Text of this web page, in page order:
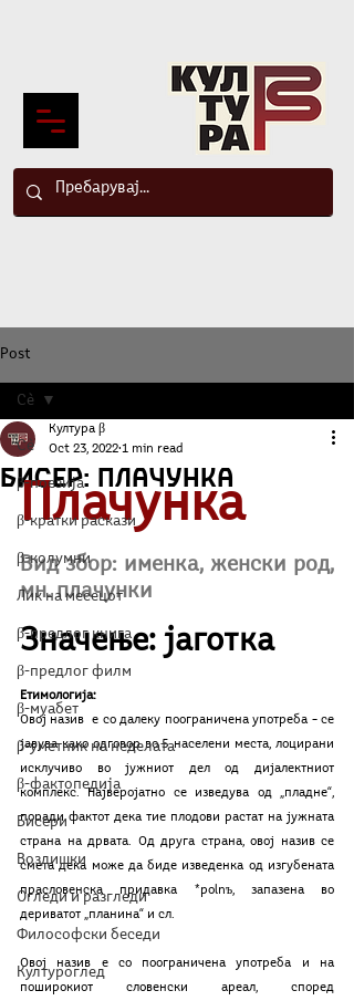
Post
Сè
β-поезија
β-кратки раскази
β-колумни
Лик на месецот
β-предлог книга
β-предлог филм
β-муабет
β-уметник на неделата
β-фактопедија
Бисери
Воздишки
Огледи и разгледи
Философски беседи
Културоглед
Сè
Бисер: Плачунка
Култура β
Oct 23, 2022 1 min read
Плачунка
Вид збор: именка, женски род,
мн. плачунки
Значење: јаготка
Етимологија:
Овој назив  е со далеку поограничена употреба – се
јавува како одговор во 5 населени места, лоцирани
исклучиво во јужниот дел од дијалектниот
комплекс. Најверојатно се изведува од „пладне“,
поради фактот дека тие плодови растат на јужната
страна на дрвата. Од друга страна, овој назив се
смета дека може да биде изведенка од изгубената
прасловенска придавка *polnъ, запазена во
дериватот „планина“ и сл.
Овој назив е со поограничена употреба и на
поширокиот словенски ареал, според